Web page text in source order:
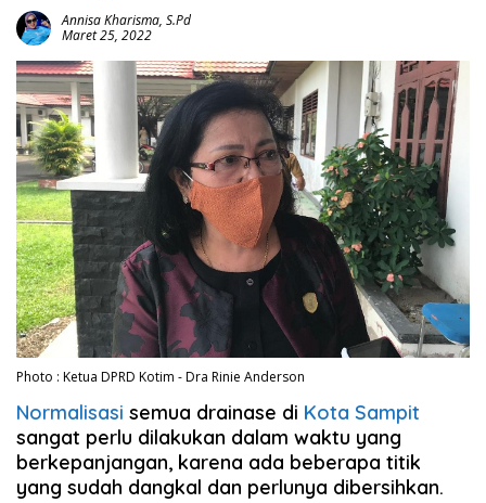
Annisa Kharisma, S.Pd
Maret 25, 2022
Photo : Ketua DPRD Kotim - Dra Rinie Anderson
Normalisasi semua drainase di Kota Sampit
sangat perlu dilakukan dalam waktu yang
berkepanjangan, karena ada beberapa titik
yang sudah dangkal dan perlunya dibersihkan.